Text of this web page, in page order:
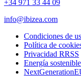
+34 971 33 44 09
info@ibizea.com
Condiciones de
Política de
Privacidad RRSS
Energía sostenible